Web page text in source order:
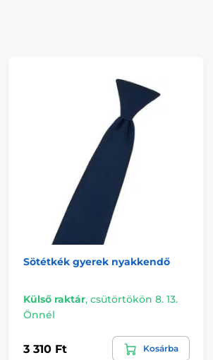
Sötétkék gyerek nyakkendő
Külső raktár, csütörtökön 8. 13.
Önnél
3 310 Ft Kosárba